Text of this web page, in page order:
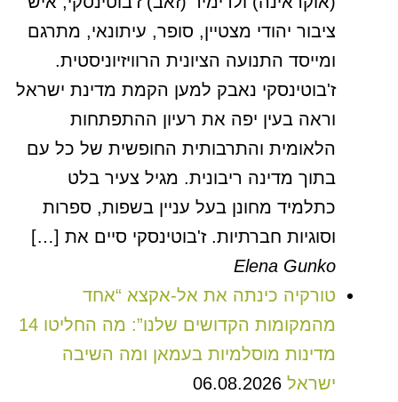
ציבור יהודי מצטיין, סופר, עיתונאי, מתרגם
ומייסד התנועה הציונית הרוויזיוניסטית.
ז'בוטינסקי נאבק למען הקמת מדינת ישראל
וראה בעין יפה את רעיון ההתפתחות
הלאומית והתרבותית החופשית של כל עם
בתוך מדינה ריבונית. מגיל צעיר בלט
כתלמיד מחונן בעל עניין בשפות, ספרות
וסוגיות חברתיות. ז'בוטינסקי סיים את […]
Elena Gunko
טורקיה כינתה את אל-אקצא “אחד
מהמקומות הקדושים שלנו”: מה החליטו 14
מדינות מוסלמיות בעמאן ומה השיבה
ישראל 06.08.2026